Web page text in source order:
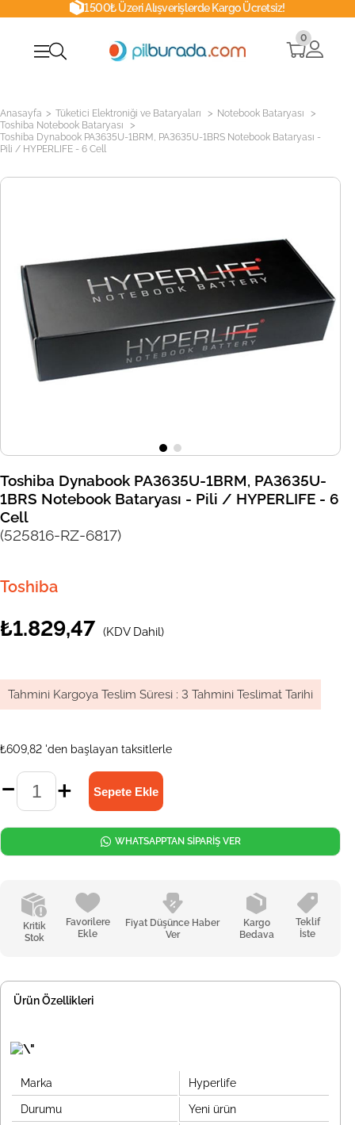
1500₺ Üzeri Alışverişlerde Kargo Ücretsiz!
0
Anasayfa > Tüketici Elektroniği ve Bataryaları > Notebook Bataryası >
Toshiba Notebook Bataryası >
Toshiba Dynabook PA3635U-1BRM, PA3635U-1BRS Notebook Bataryası -
Pili / HYPERLIFE - 6 Cell
Toshiba Dynabook PA3635U-1BRM, PA3635U-
1BRS Notebook Bataryası - Pili / HYPERLIFE - 6
Cell
(525816-RZ-6817)
Toshiba
₺1.829,47 (KDV Dahil)
Tahmini Kargoya Teslim Süresi : 3 Tahmini Teslimat Tarihi
₺609,82 'den başlayan taksitlerle
Kritik
Stok
Favorilere
Ekle
Fiyat Düşünce Haber
Ver
Kargo
Bedava
Teklif
İste
WHATSAPPTAN SİPARİŞ VER
Ürün Özellikleri
Marka Hyperlife
Durumu Yeni ürün